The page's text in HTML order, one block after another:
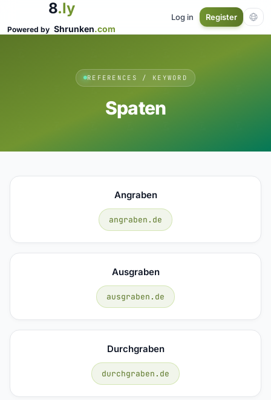
8.ly
Powered by Shrunken.com
Log in Register
REFERENCES / KEYWORD
Spaten
Angraben
angraben.de
Ausgraben
ausgraben.de
Durchgraben
durchgraben.de